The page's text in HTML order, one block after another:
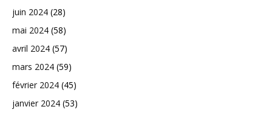
juin 2024 (28)
mai 2024 (58)
avril 2024 (57)
mars 2024 (59)
février 2024 (45)
janvier 2024 (53)